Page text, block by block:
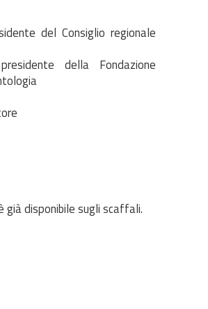
del Consiglio regionale
della Fondazione
già disponibile sugli scaffali.